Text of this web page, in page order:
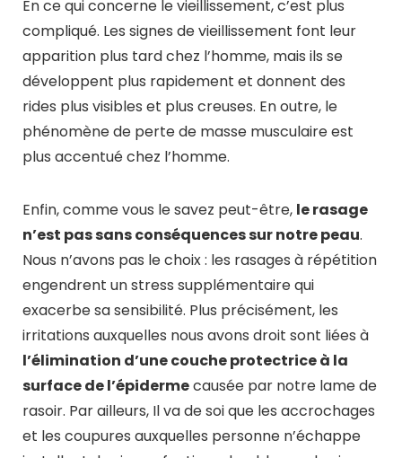
En ce qui concerne le vieillissement, c’est plus
compliqué. Les signes de vieillissement font leur
apparition plus tard chez l’homme, mais ils se
développent plus rapidement et donnent des
rides plus visibles et plus creuses. En outre, le
phénomène de perte de masse musculaire est
plus accentué chez l’homme.
Enfin, comme vous le savez peut-être, le rasage
n’est pas sans conséquences sur notre peau.
Nous n’avons pas le choix : les rasages à répétition
engendrent un stress supplémentaire qui
exacerbe sa sensibilité. Plus précisément, les
irritations auxquelles nous avons droit sont liées à
l’élimination d’une couche protectrice à la
surface de l’épidermecausée par notre lame de
rasoir. Par ailleurs, Il va de soi que les accrochages
et les coupures auxquelles personne n’échappe